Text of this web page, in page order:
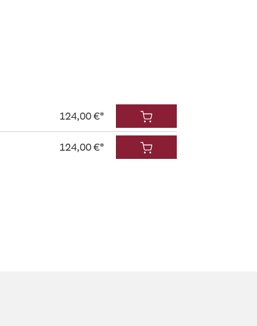
124,00 €*
124,00 €*